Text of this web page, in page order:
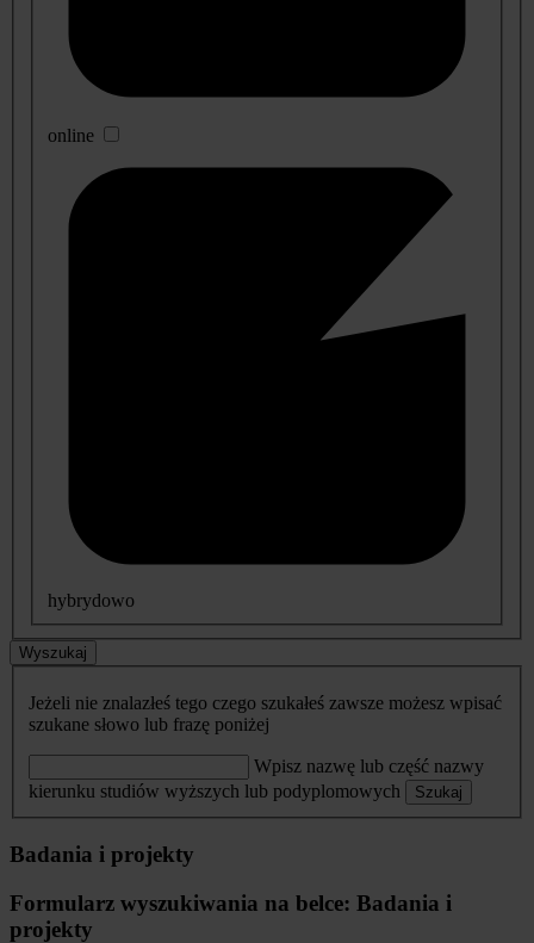
online
hybrydowo
Wyszukaj
Jeżeli nie znalazłeś tego czego szukałeś zawsze możesz wpisać
szukane słowo lub frazę poniżej
Wpisz nazwę lub część nazwy
kierunku studiów wyższych lub podyplomowych
Szukaj
Badania i projekty
Formularz wyszukiwania na belce: Badania i
projekty